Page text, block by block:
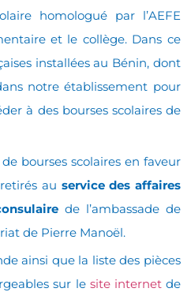
homologué par l’AEFE
et le collège. Dans ce
installées au Bénin, dont
notre établissement pour
à des bourses scolaires de
bourses scolaires en faveur
au service des affaires
de l’ambassade de
de Pierre Manoël.
ainsi que la liste des pièces
sur le site internetde